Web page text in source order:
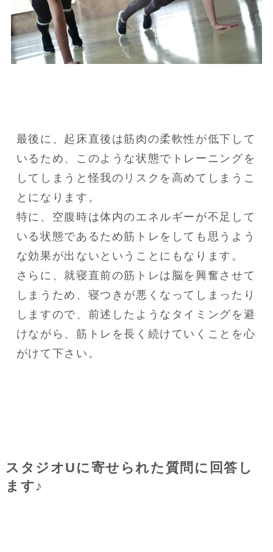
最後に、起床直後は筋肉の柔軟性が低下して
いるため、このような状態でトレーニングを
してしまうと怪我のリスクを高めてしまうこ
とになります。
特に、空腹時は体内のエネルギーが不足して
いる状態であるため筋トレをしても思うよう
な効果が出ないということにもなります。
さらに、就寝直前の筋トレは脳を興奮させて
しまうため、寝つきが悪くなってしまったり
しますので、前述したようなタイミングを避
けながら、筋トレを長く続けていくことを心
がけて下さい。
スタジオUに寄せられた質問に回答し
ます♪